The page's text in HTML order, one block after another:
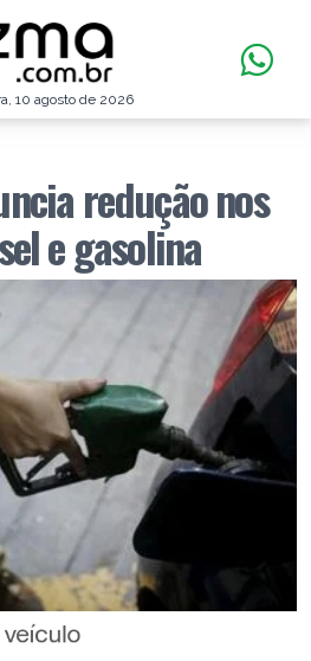
10 agosto de 2026
redução nos
e gasolina